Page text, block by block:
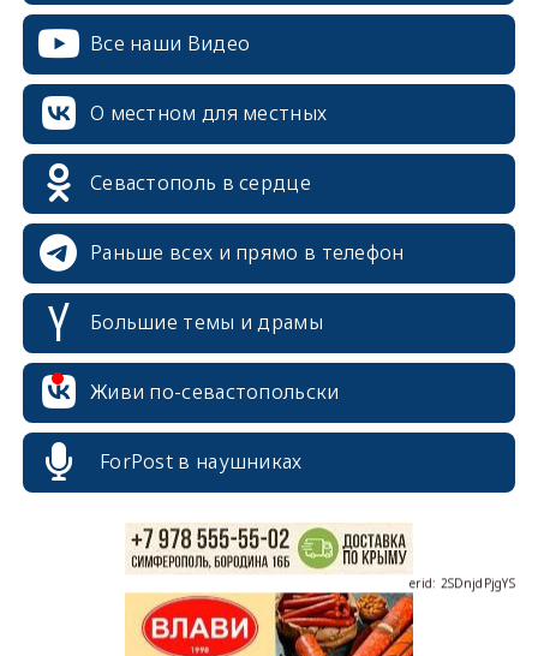
Все наши Видео
О местном для местных
Севастополь в сердце
Раньше всех и прямо в телефон
Большие темы и драмы
Живи по-севастопольски
ForPost в наушниках
erid: 2SDnjcrDNw6